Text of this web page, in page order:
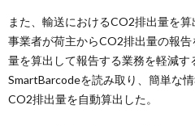
また、輸送におけるCO2排出量を
事業者が荷主からCO2排出量の報
量を算出して報告する業務を軽減す
SmartBarcodeを読み取り、簡単な
CO2排出量を自動算出した。